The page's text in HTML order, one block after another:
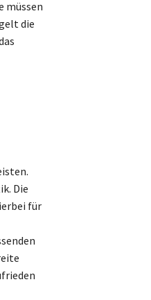
müssen
die
Die
für